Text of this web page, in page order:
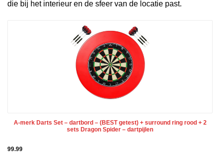
die bij het interieur en de sfeer van de locatie past.
A-merk Darts Set – dartbord – (BEST getest) + surround ring rood + 2
sets Dragon Spider – dartpijlen
99.99